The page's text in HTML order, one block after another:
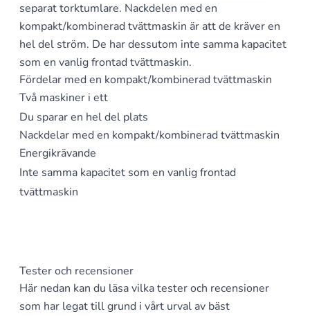
separat torktumlare. Nackdelen med en
kompakt/kombinerad tvättmaskin är att de kräver en
hel del ström. De har dessutom inte samma kapacitet
som en vanlig frontad tvättmaskin.
Fördelar med en kompakt/kombinerad tvättmaskin
Två maskiner i ett
Du sparar en hel del plats
Nackdelar med en kompakt/kombinerad tvättmaskin
Energikrävande
Inte samma kapacitet som en vanlig frontad
tvättmaskin
Tester och recensioner
Här nedan kan du läsa vilka tester och recensioner
som har legat till grund i vårt urval av bäst